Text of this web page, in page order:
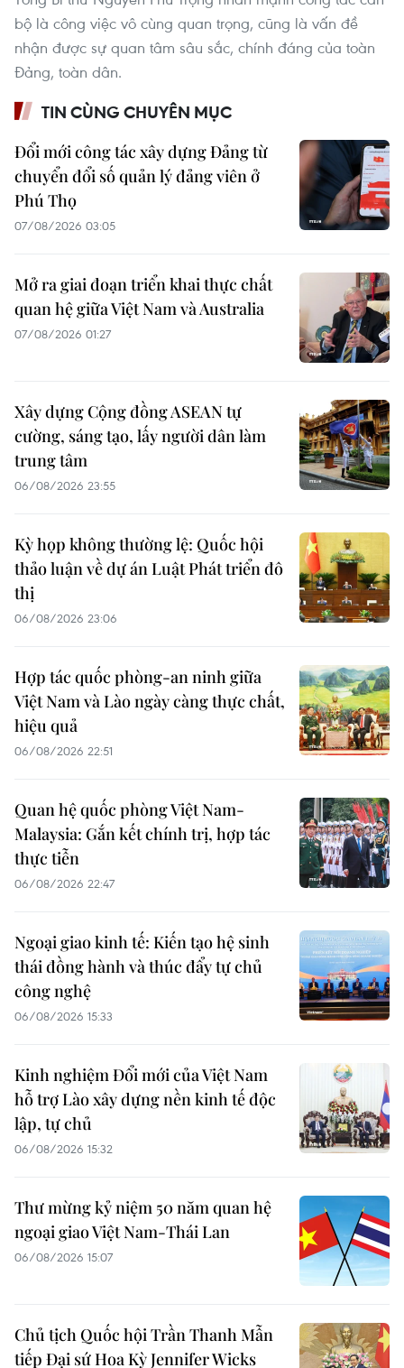
bộ là công việc vô cùng quan trọng, cũng là vấn đề
nhận được sự quan tâm sâu sắc, chính đáng của toàn
Đảng, toàn dân.
TIN CÙNG CHUYÊN MỤC
Đổi mới công tác xây dựng Đảng từ
chuyển đổi số quản lý đảng viên ở
Phú Thọ
07/08/2026 03:05
Mở ra giai đoạn triển khai thực chất
quan hệ giữa Việt Nam và Australia
07/08/2026 01:27
Xây dựng Cộng đồng ASEAN tự
cường, sáng tạo, lấy người dân làm
trung tâm
06/08/2026 23:55
Kỳ họp không thường lệ: Quốc hội
thảo luận về dự án Luật Phát triển đô
thị
06/08/2026 23:06
Hợp tác quốc phòng-an ninh giữa
Việt Nam và Lào ngày càng thực chất,
hiệu quả
06/08/2026 22:51
Quan hệ quốc phòng Việt Nam-
Malaysia: Gắn kết chính trị, hợp tác
thực tiễn
06/08/2026 22:47
Ngoại giao kinh tế: Kiến tạo hệ sinh
thái đồng hành và thúc đẩy tự chủ
công nghệ
06/08/2026 15:33
Kinh nghiệm Đổi mới của Việt Nam
hỗ trợ Lào xây dựng nền kinh tế độc
lập, tự chủ
06/08/2026 15:32
Thư mừng kỷ niệm 50 năm quan hệ
ngoại giao Việt Nam-Thái Lan
06/08/2026 15:07
Chủ tịch Quốc hội Trần Thanh Mẫn
tiếp Đại sứ Hoa Kỳ Jennifer Wicks